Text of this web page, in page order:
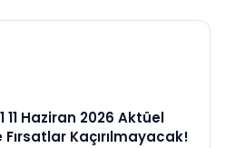
11 Haziran 2026 Aktüel
Kaçırılmayacak!